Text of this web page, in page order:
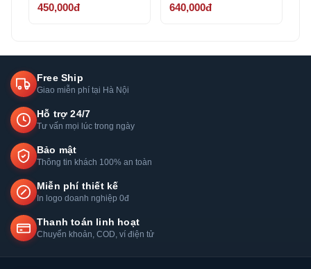
450,000đ 640,000đ
Free Ship
Giao miễn phí tại Hà Nội
Hỗ trợ 24/7
Tư vấn mọi lúc trong ngày
Bảo mật
Thông tin khách 100% an toàn
Miễn phí thiết kế
In logo doanh nghiệp 0đ
Thanh toán linh hoạt
Chuyển khoản, COD, ví điện tử